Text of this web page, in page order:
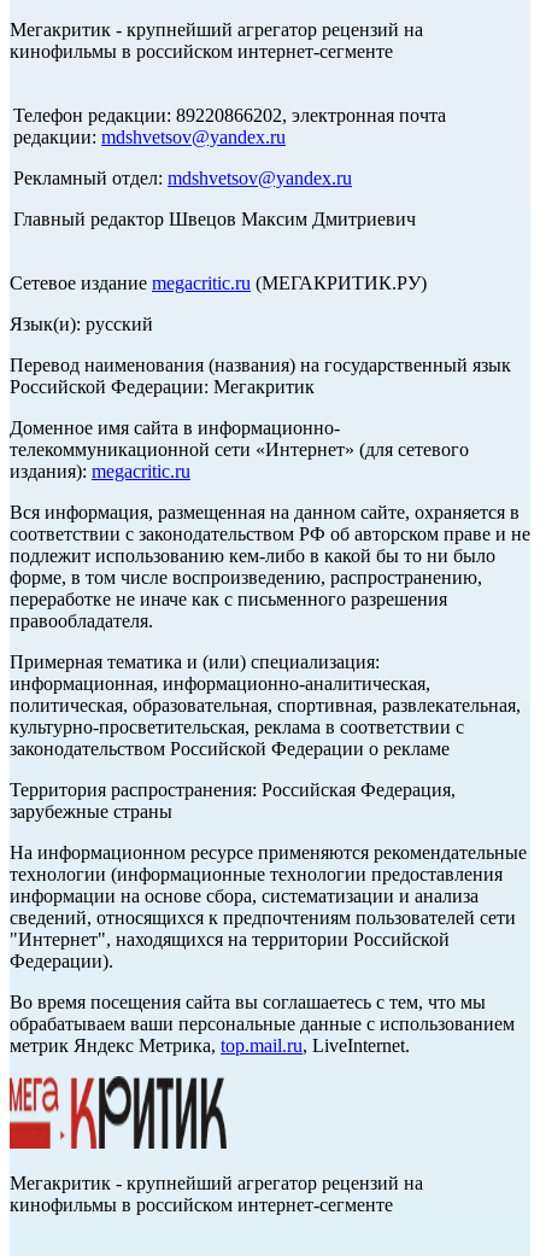
Мегакритик - крупнейший агрегатор рецензий на
кинофильмы в российском интернет-сегменте
Телефон редакции: 89220866202, электронная почта
редакции: mdshvetsov@yandex.ru
Рекламный отдел: mdshvetsov@yandex.ru
Главный редактор Швецов Максим Дмитриевич
Сетевое издание megacritic.ru (МЕГАКРИТИК.РУ)
Язык(и): русский
Перевод наименования (названия) на государственный язык
Российской Федерации: Мегакритик
Доменное имя сайта в информационно-
телекоммуникационной сети «Интернет» (для сетевого
издания): megacritic.ru
Вся информация, размещенная на данном сайте, охраняется в
соответствии с законодательством РФ об авторском праве и не
подлежит использованию кем-либо в какой бы то ни было
форме, в том числе воспроизведению, распространению,
переработке не иначе как с письменного разрешения
правообладателя.
Примерная тематика и (или) специализация:
информационная, информационно-аналитическая,
политическая, образовательная, спортивная, развлекательная,
культурно-просветительская, реклама в соответствии с
законодательством Российской Федерации о рекламе
Территория распространения: Российская Федерация,
зарубежные страны
На информационном ресурсе применяются рекомендательные
технологии (информационные технологии предоставления
информации на основе сбора, систематизации и анализа
сведений, относящихся к предпочтениям пользователей сети
"Интернет", находящихся на территории Российской
Федерации).
Во время посещения сайта вы соглашаетесь с тем, что мы
обрабатываем ваши персональные данные с использованием
метрик Яндекс Метрика, top.mail.ru, LiveInternet.
Мегакритик - крупнейший агрегатор рецензий на
кинофильмы в российском интернет-сегменте